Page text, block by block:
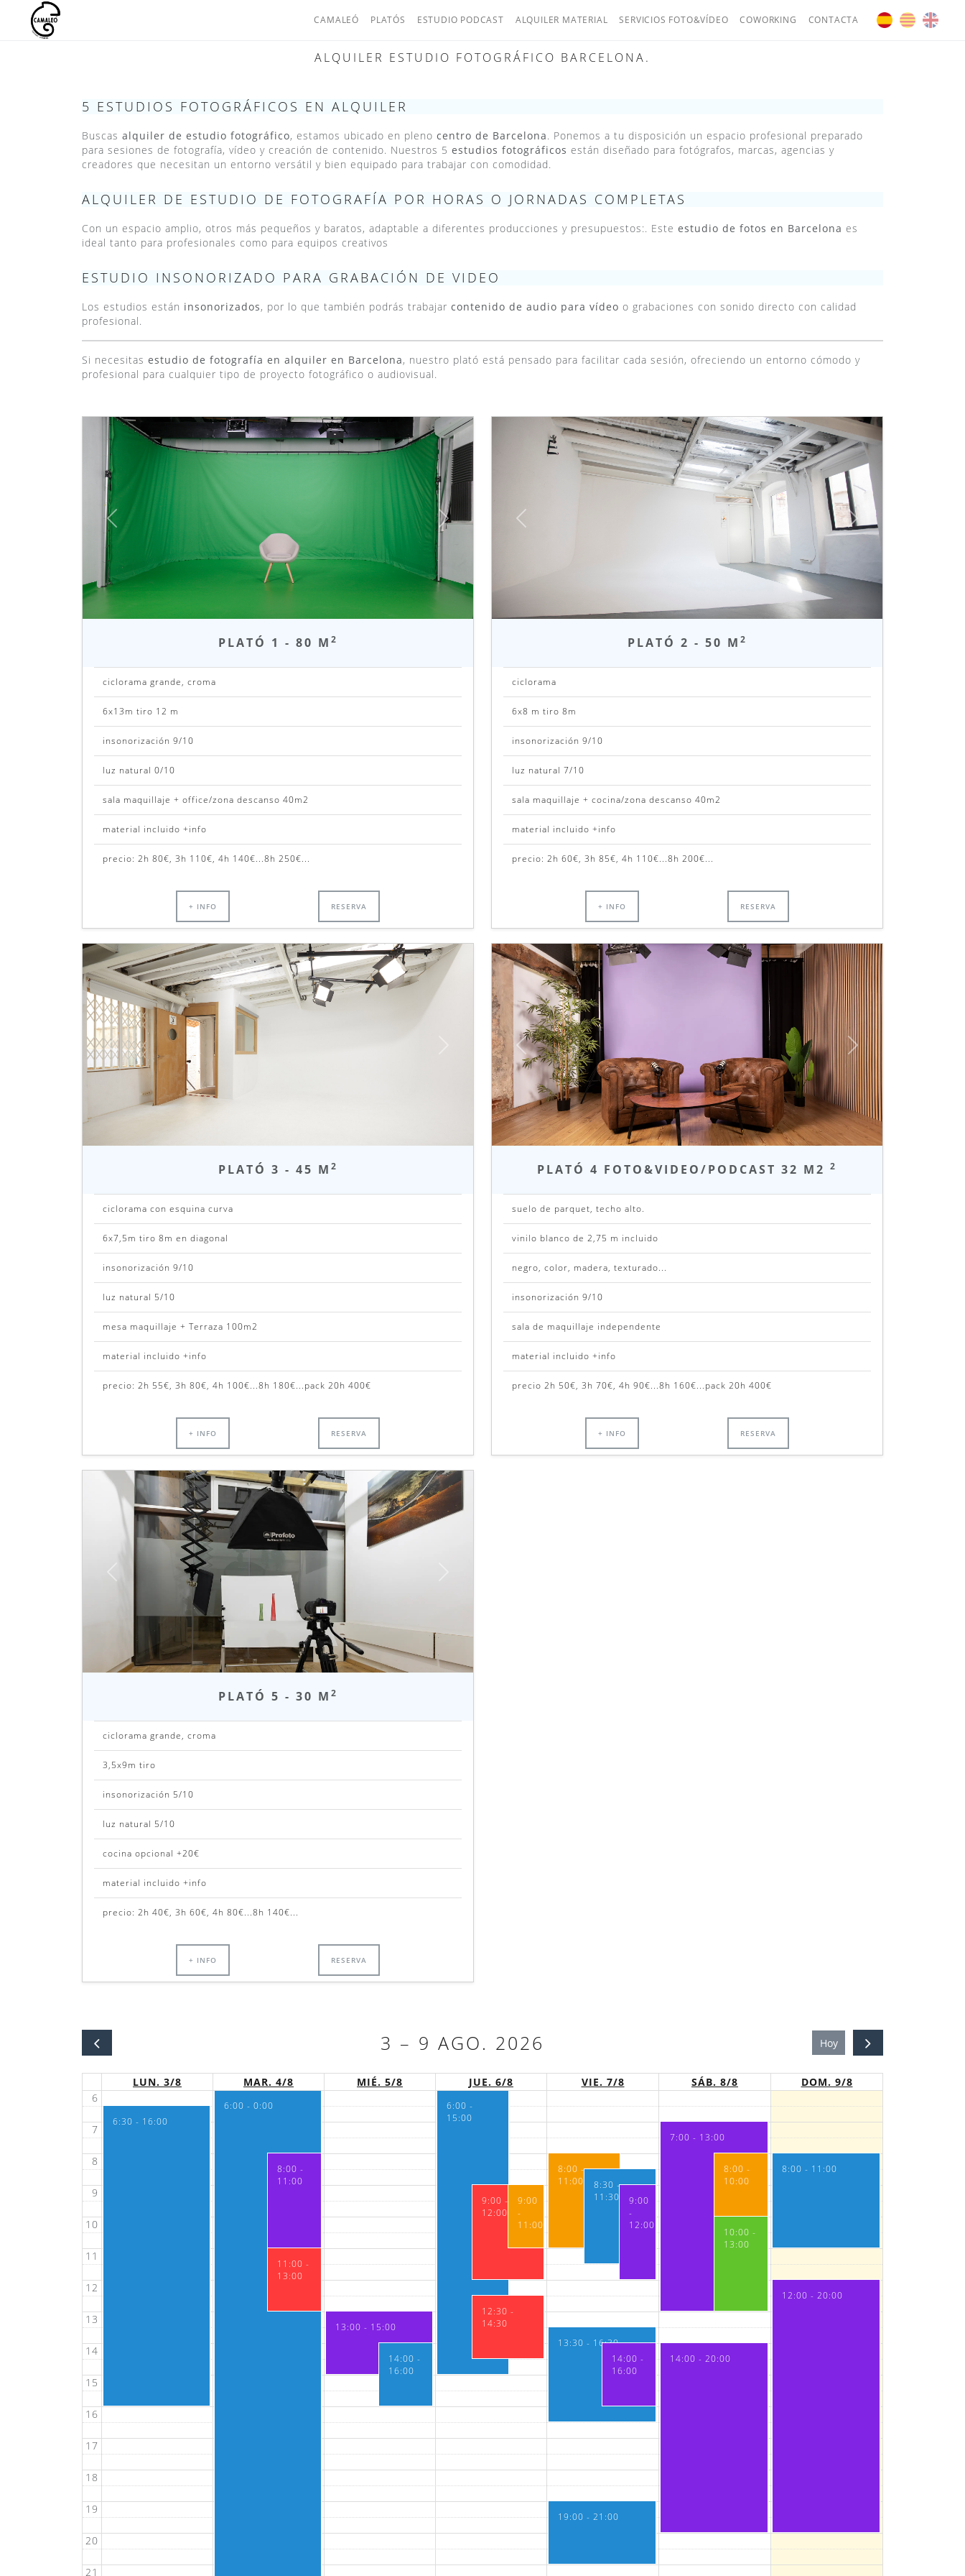
CAMALEÓ PLATÓS ESTUDIO PODCAST ALQUILER MATERIAL SERVICIOS FOTO&VÍDEO COWORKING CONTACTA
ALQUILER ESTUDIO FOTOGRÁFICO BARCELONA.
5 ESTUDIOS FOTOGRÁFICOS EN ALQUILER
Buscas alquiler de estudio fotográfico, estamos ubicado en pleno centro de Barcelona. Ponemos a tu disposición un espacio profesional preparado
para sesiones de fotografía, vídeo y creación de contenido. Nuestros 5 estudios fotográficos están diseñado para fotógrafos, marcas, agencias y
creadores que necesitan un entorno versátil y bien equipado para trabajar con comodidad.
ALQUILER DE ESTUDIO DE FOTOGRAFÍA POR HORAS O JORNADAS COMPLETAS
Con un espacio amplio, otros más pequeños y baratos, adaptable a diferentes producciones y presupuestos:. Este estudio de fotos en Barcelona es
ideal tanto para profesionales como para equipos creativos
ESTUDIO INSONORIZADO PARA GRABACIÓN DE VIDEO
Los estudios están insonorizados, por lo que también podrás trabajar contenido de audio para vídeo o grabaciones con sonido directo con calidad
profesional.
Si necesitas estudio de fotografía en alquiler en Barcelona, nuestro plató está pensado para facilitar cada sesión, ofreciendo un entorno cómodo y
profesional para cualquier tipo de proyecto fotográfico o audiovisual.
Anterior Siguiente
PLATÓ 1 - 80 M 2
ciclorama grande, croma
6x13m tiro 12 m
insonorización 9/10
luz natural 0/10
sala maquillaje + office/zona descanso 40m2
material incluido +info
precio: 2h 80€, 3h 110€, 4h 140€...8h 250€...
+ INFO RESERVA
Anterior Siguiente
PLATÓ 2 - 50 M 2
ciclorama
6x8 m tiro 8m
insonorización 9/10
luz natural 7/10
sala maquillaje + cocina/zona descanso 40m2
material incluido +info
precio: 2h 60€, 3h 85€, 4h 110€...8h 200€...
+ INFO RESERVA
Anterior
PLATÓ 3 - 45 M 2
ciclorama con esquina curva
6x7,5m tiro 8m en diagonal
insonorización 9/10
luz natural 5/10
mesa maquillaje + Terraza 100m2
material incluido +info
precio: 2h 55€, 3h 80€, 4h 100€...8h 180€...pack 20h 400€
+ INFO RESERVA
Anterior Siguiente
PLATÓ 4 FOTO&VIDEO/PODCAST 32 M2 2
suelo de parquet, techo alto.
vinilo blanco de 2,75 m incluido
negro, color, madera, texturado...
insonorización 9/10
sala de maquillaje independente
material incluido +info
precio 2h 50€, 3h 70€, 4h 90€...8h 160€...pack 20h 400€
+ INFO RESERVA
Anterior
PLATÓ 5 - 30 M 2
ciclorama grande, croma
3,5x9m tiro
insonorización 5/10
luz natural 5/10
cocina opcional +20€
material incluido +info
precio: 2h 40€, 3h 60€, 4h 80€...8h 140€...
+ INFO RESERVA
3 – 9 AGO. 2026 Hoy
LUN. 3/8 MAR. 4/8 MIÉ. 5/8 JUE. 6/8 VIE. 7/8 SÁB. 8/8 DOM. 9/8
4
6
7
8
9
10
11
12
13
14
15
16
17
18
19
20
21
6:30 - 16:00
6:00 - 0:00
8:00 -
11:00
11:00 -
13:00
13:00 - 15:00
14:00 -
16:00
6:00 -
15:00
9:00 -
12:00
9:00
-
11:00
12:30 -
14:30
8:00 -
11:00
8:30 -
11:30
9:00
-
12:00
13:30 - 16:30
14:00 -
16:00
19:00 - 21:00
7:00 - 13:00
8:00 -
10:00
10:00 -
13:00
14:00 - 20:00
8:00 - 11:00
12:00 - 20:00